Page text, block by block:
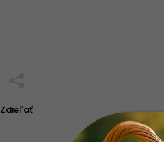
Zdieľať